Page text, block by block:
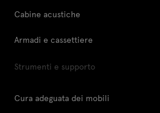
Cabine acustiche
Armadi e cassettiere
Strumenti e supporto
Cura adeguata dei mobili